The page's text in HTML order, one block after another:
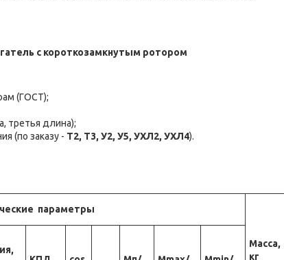
с короткозамкнутым ротором
(ГОСТ);
третья длина);
(по заказу - Т2, Т3, У2, У5, УХЛ2, УХЛ4).
параметры
Масса,
кг